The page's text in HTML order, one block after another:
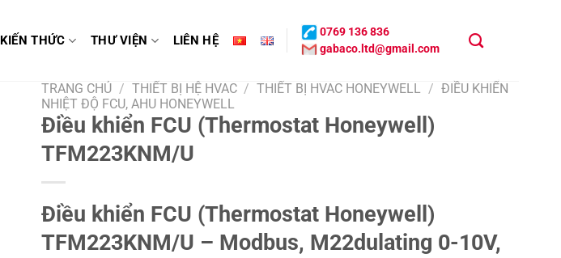
KIẾN THỨC THƯ VIỆN LIÊN HỆ
gabaco.ltd@gmail.com
0769 136 836
TRANG CHỦ / THIẾT BỊ HỆ HVAC / THIẾT BỊ HVAC HONEYWELL / ĐIỀU KHIỂN
NHIỆT ĐỘ FCU, AHU HONEYWELL
Điều khiển FCU (Thermostat Honeywell)
TFM223KNM/U
Điều khiển FCU (Thermostat Honeywell )
TFM223KNM/U – Modbus, M22dulating 0-10V,